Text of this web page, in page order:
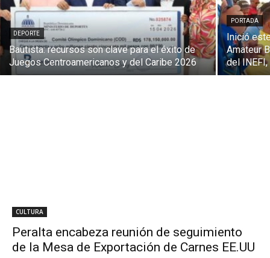
DEPORTE
Bautista: recursos son clave para el éxito de
Juegos Centroamericanos y del Caribe 2026
PORTADA
Inició
Amateur
del
CULTURA
Peralta encabeza reunión de seguimiento
de la Mesa de Exportación de Carnes EE.UU